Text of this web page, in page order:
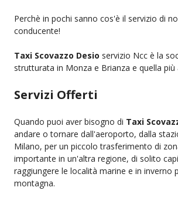
Perchè in pochi sanno cos'è il servizio di
conducente!
Taxi Scovazzo Desio servizio Ncc è la
strutturata in Monza e Brianza e quella più
Servizi Offerti
Quando puoi aver bisogno di Taxi
andare o tornare dall'aeroporto, dalla
Milano, per un piccolo trasferimento di
importante in un'altra regione, di solito
raggiungere le località marine e in inverno
montagna.